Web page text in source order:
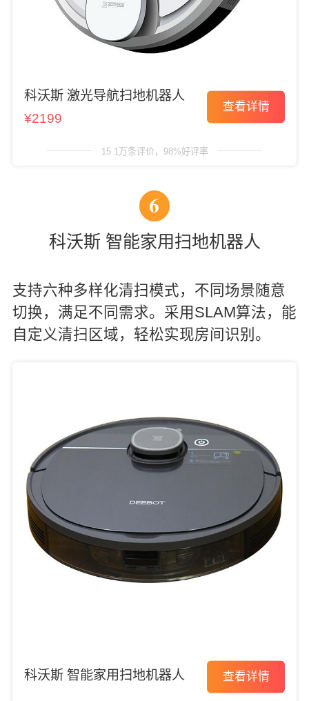
科沃斯 激光导航扫地机器人
¥2199
查看详情
15.1万条评价，98%好评率
6
科沃斯 智能家用扫地机器人
支持六种多样化清扫模式，不同场景随意
切换，满足不同需求。采用SLAM算法，能
自定义清扫区域，轻松实现房间识别。
科沃斯 智能家用扫地机器人 查看详情